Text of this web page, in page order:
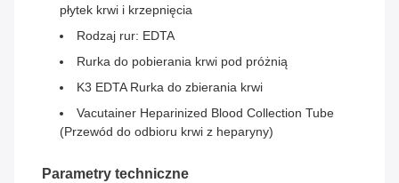
płytek krwi i krzepnięcia
Rodzaj rur: EDTA
Rurka do pobierania krwi pod próżnią
K3 EDTA Rurka do zbierania krwi
Vacutainer Heparinized Blood Collection Tube
(Przewód do odbioru krwi z heparyny)
Parametry techniczne